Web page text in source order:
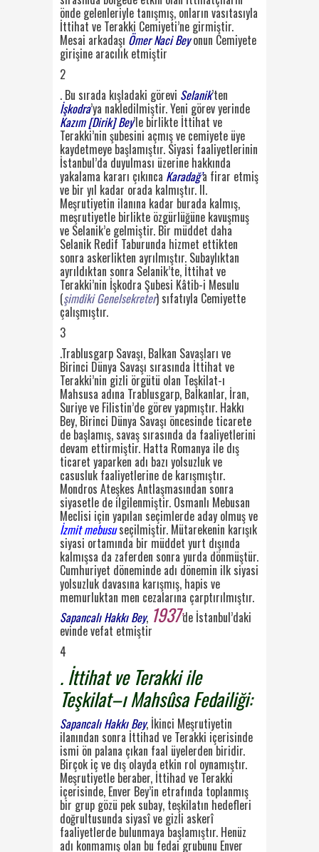
önde gelenleriyle tanışmış, onların vasıtasıyla
İttihat ve Terakki Cemiyeti’ne girmiştir.
Mesai arkadaşı Ömer Naci Beyonun Cemiyete
girişine aracılık etmiştir
2
. Bu sırada kışladaki görevi Selanik’ten
İşkodra’ya nakledilmiştir. Yeni görev yerinde
Kazım [Dirik] Bey’le birlikte İttihat ve
Terakki’nin şubesini açmış ve cemiyete üye
kaydetmeye başlamıştır. Siyasi faaliyetlerinin
İstanbul’da duyulması üzerine hakkında
yakalama kararı çıkınca Karadağ’a firar etmiş
ve bir yıl kadar orada kalmıştır. II.
Meşrutiyetin ilanına kadar burada kalmış,
meşrutiyetle birlikte özgürlüğüne kavuşmuş
ve Selanik’e gelmiştir. Bir müddet daha
Selanik Redif Taburunda hizmet ettikten
sonra askerlikten ayrılmıştır. Subaylıktan
ayrıldıktan sonra Selanik’te, İttihat ve
Terakki’nin İşkodra Şubesi Kâtib-i Mesulu
(şimdiki Genelsekreter) sıfatıyla Cemiyette
çalışmıştır.
3
.Trablusgarp Savaşı, Balkan Savaşları ve
Birinci Dünya Savaşı sırasında İttihat ve
Terakki’nin gizli örgütü olan Teşkilat-ı
Mahsusa adına Trablusgarp, Balkanlar, İran,
Suriye ve Filistin’de görev yapmıştır. Hakkı
Bey, Birinci Dünya Savaşı öncesinde ticarete
de başlamış, savaş sırasında da faaliyetlerini
devam ettirmiştir. Hatta Romanya ile dış
ticaret yaparken adı bazı yolsuzlukve
casusluk faaliyetlerine de karışmıştır.
Mondros Ateşkes Antlaşmasından sonra
siyasetle de ilgilenmiştir. Osmanlı Mebusan
Meclisi için yapılan seçimlerde aday olmuş ve
İzmit mebusu seçilmiştir. Mütarekenin karışık
siyasi ortamında bir müddet yurt dışında
kalmışsa da zaferden sonra yurda dönmüştür.
Cumhuriyet döneminde adı dönemin ilk siyasi
yolsuzluk davasına karışmış, hapis ve
memurluktan men cezalarına çarptırılmıştır.
Sapancalı Hakkı Bey, 1937’de İstanbul’daki
evinde vefat etmiştir
4
. İttihat ve Terakki ile
Teşkilat–ı Mahsûsa Fedailiği:
Sapancalı Hakkı Bey, İkinci Meşrutiyetin
ilanından sonra İttihad ve Terakki içerisinde
ismi ön palana çıkan faal üyelerden biridir.
Birçok iç ve dış olayda etkin rol oynamıştır.
Meşrutiyetle beraber, İttihad ve Terakki
içerisinde, Enver Bey’in etrafında toplanmış
bir grup gözü pek subay, teşkilatın hedefleri
doğrultusunda siyasî ve gizli askerî
faaliyetlerde bulunmaya başlamıştır. Henüz
adı konmamış olan bu fedai grubunu Enver